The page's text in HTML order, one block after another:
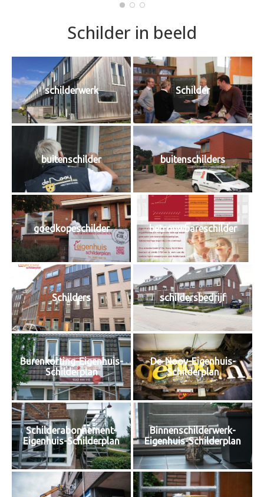
Schilder in beeld
schilderwerk Schilder
buitenschilder buitenschilders
goedkopeschilder betrouwbareschilder
Schilders schildersbedrijf
Burenkorting-Eigenhuis-
Schilderplan
De-Nooy-Eigenhuis-
Schilderplan
Schilderabonnement-
Eigenhuis-Schilderplan
Binnenschilderwerk-
Eigenhuis-Schilderplan